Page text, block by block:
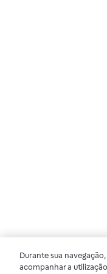
Durante sua
acompanhar a